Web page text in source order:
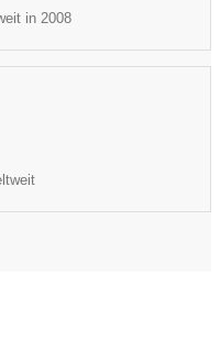
in 2008